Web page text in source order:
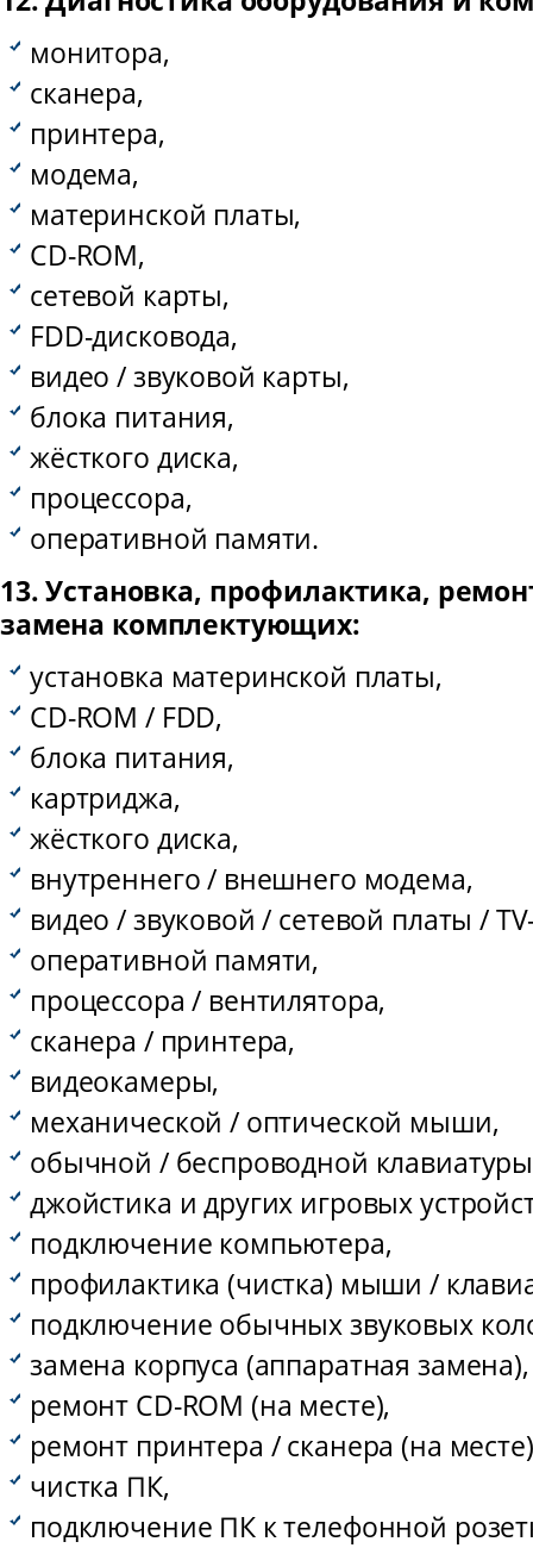
монитора,
сканера,
принтера,
модема,
материнской платы,
CD-ROM,
сетевой карты,
FDD-дисковода,
видео / звуковой карты,
блока питания,
жёсткого диска,
процессора,
оперативной памяти.
13. Установка, профилактика,
замена комплектующих:
установка материнской платы,
CD-ROM / FDD,
блока питания,
картриджа,
жёсткого диска,
внутреннего / внешнего модема,
видео / звуковой / сетевой платы /
оперативной памяти,
процессора / вентилятора,
сканера / принтера,
видеокамеры,
механической / оптической мыши,
обычной / беспроводной
джойстика и других игровых
подключение компьютера,
профилактика (чистка) мыши /
подключение обычных звуковых
замена корпуса (аппаратная замена),
ремонт CD-ROM (на месте),
ремонт принтера / сканера (на
чистка ПК,
подключение ПК к телефонной